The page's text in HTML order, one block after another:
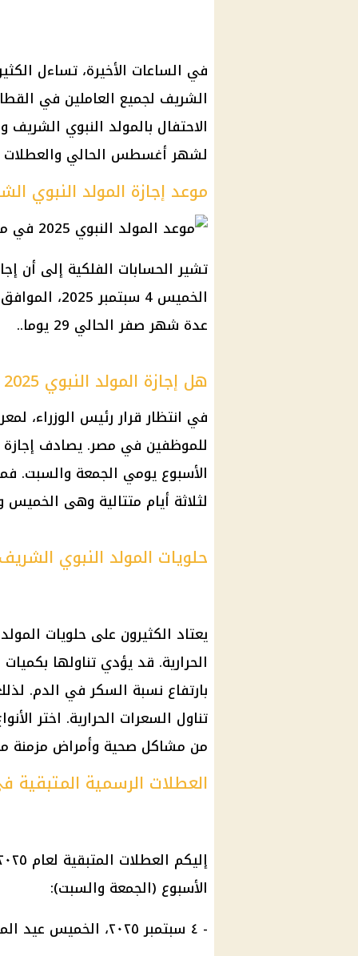
في الساعات الأخيرة، تساءل
الشريف لجميع العاملين في
الاحتفال بالمولد النبوي
لشهر أغسطس الحالي والعطلات
موعد إجازة المولد النبوي
عدة شهر صفر الحالي 29 يوما..
هل إجازة المولد النبوي 2025 مدفوعة الآجر؟
في انتظار قرار رئيس الوزراء،
الأسبوع يومي الجمعة والسبت.
لثلاثة أيام متتالية وهى
حلويات المولد النبوي
يعتاد الكثيرون على حلويات
الحرارية. قد يؤدي تناولها
بارتفاع نسبة السكر في الدم.
تناول السعرات الحرارية. اختر
من مشاكل صحية وأمراض مزمنة
العطلات الرسمية المتبقية في
الأسبوع (الجمعة والسبت):
- ٤ سبتمبر ٢٠٢٥، الخميس عيد المولد النبوي الشريف.